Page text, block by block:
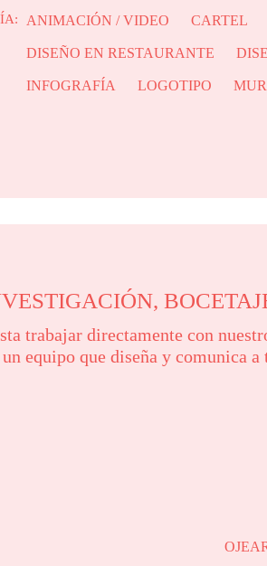
ANIMACIÓN / VIDEO CARTEL
DISEÑO EN RESTAURANTE
INFOGRAFÍA LOGOTIPO
trabajar directamente con
un equipo que diseña y comunica